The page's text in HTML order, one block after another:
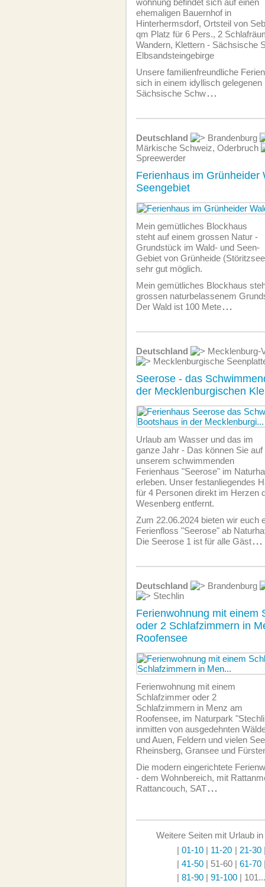
wohnung befindet sich auf einen
ehemaligen Bauernhof in
Hinterhermsdorf, Ortsteil von
qm Platz für 6 Pers., 2
Wandern, Klettern - Sächsische
Elbsandsteingebirge
Unsere familien­freundliche
sich in einem idyllisch
Sächsische Schw...
Deutschland
Brandenburg
Märkische Schweiz, Oderbruch
Spreewerder
Ferienhaus im Grünheider
Seengebiet
Mein gemütliches Blockhaus
steht auf einem grossen Natur -
Grundstück im Wald- und Seen-
Gebiet von Grünheide
sehr gut möglich.
Mein gemütliches Blockhaus
grossen naturbelassenem
Der Wald ist 100 Mete...
Deutschland
Mecklenburg-
Mecklenburgische
Seerose - das
der Mecklenburgischen
Urlaub am Wasser und das im
ganze Jahr - Das können Sie auf
unserem schwimmenden
Ferienhaus "Seerose" im
erleben. Unser festanliegendes
für 4 Personen direkt im Herzen
Wesenberg entfernt.
Zum 22.06.2024 bieten wir euch
Ferienfloss "Seerose" ab
Die Seerose 1 ist für alle Gäst...
Deutschland
Brandenburg
Stechlin
Ferienwohnung mit einem
oder 2 Schlafzimmern in
Roofensee
Ferien­wohnung mit einem
Schlafzimmer oder 2
Schlafzimmern in Menz am
Roofensee, im Naturpark
inmitten von ausgedehnten
und Auen, Feldern und vielen
Rheinsberg, Gransee und
Die modern eingerichtete
- dem Wohnbereich, mit
Rattancouch, SAT...
Weitere Seiten mit Urlaub
| 01-10 | 11-20 | 21-30
| 41-50 | 51-60 | 61-70
| 81-90 | 91-100 |